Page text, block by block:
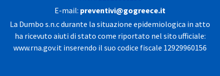
E-mail: preventivi@gogreece.it
La Dumbo s.n.cdurante la situazione epidemiologica in atto
ha ricevuto aiuti di stato come riportato nel sito ufficiale:
www.rna.gov.it inserendo il suo codice fiscale 12929960156